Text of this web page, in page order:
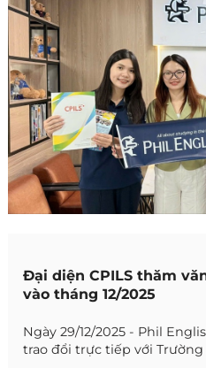
Đại diện CPILS thăm
vào tháng 12/2025
Ngày 29/12/2025 - Phil
trao đổi trực tiếp với Trường